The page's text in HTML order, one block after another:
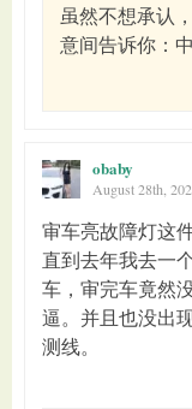
虽然不想承认
意间告诉你：中
obaby
August 28th,
审车亮故障灯这
直到去年我去一
车，审完车竟然
逼。并且也没出
测线。